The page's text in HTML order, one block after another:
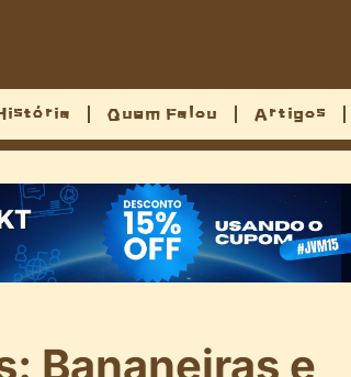
Quem Falou Artigos
Bananeiras e